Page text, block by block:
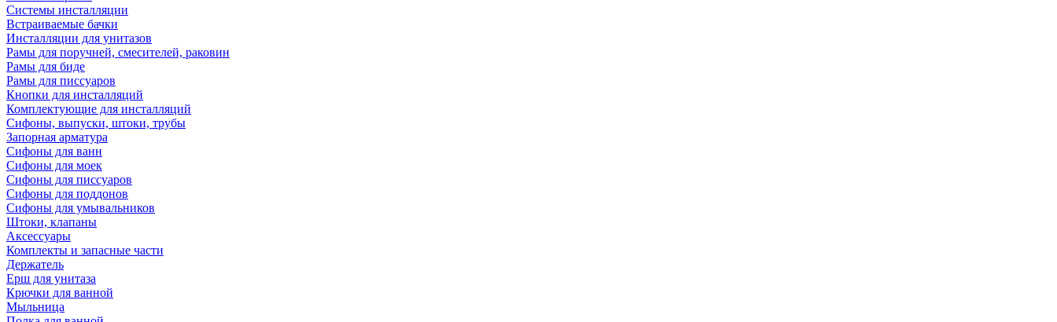
Системы инсталляции
Встраиваемые бачки
Инсталляции для унитазов
Рамы для поручней, смесителей, раковин
Рамы для биде
Рамы для писсуаров
Кнопки для инсталляций
Комплектующие для инсталляций
Сифоны, выпуски, штоки, трубы
Запорная арматура
Сифоны для ванн
Сифоны для моек
Сифоны для писсуаров
Сифоны для поддонов
Сифоны для умывальников
Штоки, клапаны
Аксессуары
Комплекты и запасные части
Держатель
Ерш для унитаза
Крючки для ванной
Мыльница